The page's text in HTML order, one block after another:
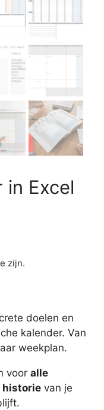
in Excel
zijn.
doelen en
kalender. Van
weekplan.
voor alle
historie van je